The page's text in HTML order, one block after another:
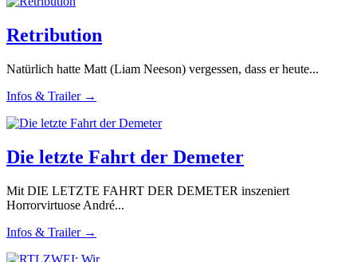
Retribution
Natürlich hatte Matt (Liam Neeson) vergessen, dass er heute...
Infos & Trailer →
Die letzte Fahrt der Demeter
Mit DIE LETZTE FAHRT DER DEMETER inszeniert
Horrorvirtuose André...
Infos & Trailer →